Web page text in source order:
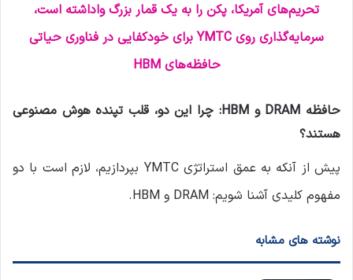
تحریم‌های آمریکا، پکن را به یک قمار بزرگ واداشته است،
سرمایه‌گذاری روی YMTC برای خودکفایی در فناوری حیاتی
حافظه‌های HBM
حافظه DRAM و HBM: چرا این دو، قلب تپنده هوش مصنوعی
هستند؟
پیش از آنکه به عمق استراتژی YMTC بپردازیم، لازم است با دو
مفهوم کلیدی آشنا شویم: DRAM و HBM.
نوشته های مشابه